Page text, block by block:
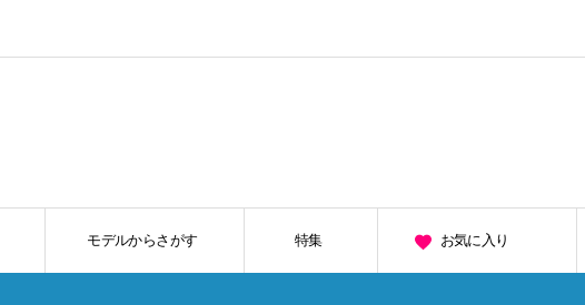
モデルからさがす 特集 お気に入り